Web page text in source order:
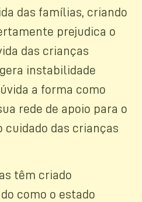
das famílias, criando
prejudica o
das crianças
instabilidade
a forma como
rede de apoio para o
cuidado das crianças
têm criado
como o estado